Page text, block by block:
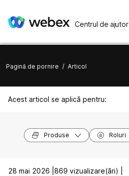
Centrul de ajutor
Pagină de pornire / Articol
Acest articol se aplică pentru:
Produse Roluri
28 mai 2026 | 869 vizualizare(ări) |